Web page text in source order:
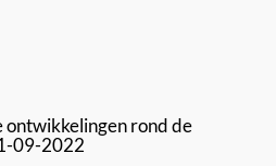
ontwikkelingen rond de
09-2022